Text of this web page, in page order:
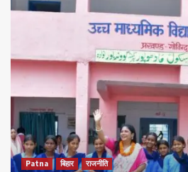
Patna बिहार राजनीति